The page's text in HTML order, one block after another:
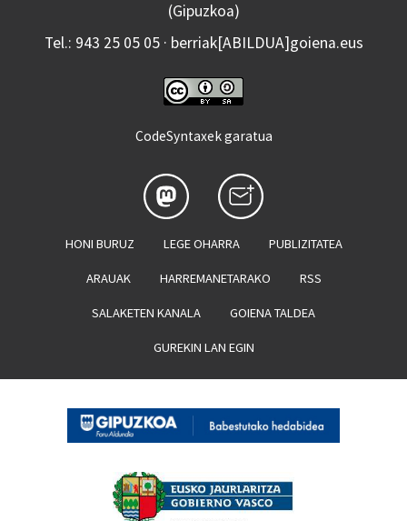
(Gipuzkoa)
Tel.: 943 25 05 05 · berriak[ABILDUA]goiena.eus
CodeSyntaxek garatua
HONI BURUZ LEGE OHARRA PUBLIZITATEA
ARAUAK HARREMANETARAKO RSS
SALAKETEN KANALA GOIENA TALDEA
GUREKIN LAN EGIN